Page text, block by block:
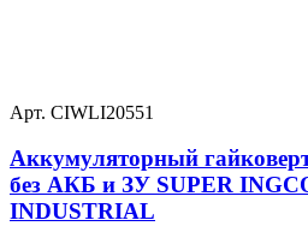
Арт. CIWLI20551
Аккумуляторный
без АКБ и ЗУ SUPER
INDUSTRIAL